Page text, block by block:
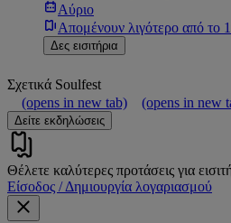
Αύριο
Απομένουν λιγότερο από το
Δες εισιτήρια
Σχετικά Soulfest
(opens in new tab)
(opens in new
Δείτε εκδηλώσεις
Θέλετε καλύτερες προτάσεις για
Είσοδος / Δημιουργία λογαριασμού